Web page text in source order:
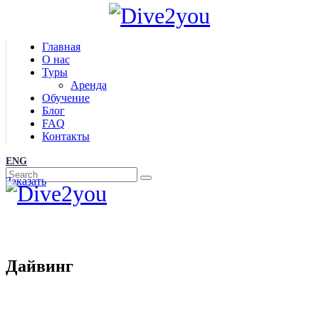
Главная
О нас
Туры
Аренда
Обучение
Блог
FAQ
Контакты
ENG
Заказать
Дайвинг